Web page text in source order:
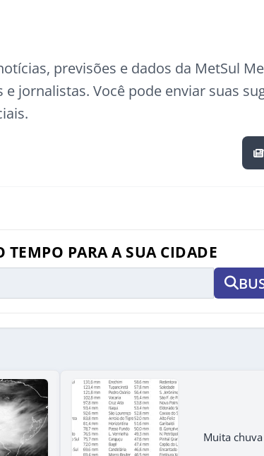
previsões e dados da MetSul
jornalistas. Você pode enviar suas
TEMPO PARA A SUA CIDADE
Muita